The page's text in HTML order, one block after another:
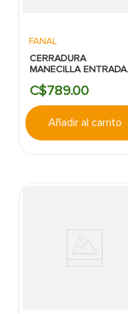
FANAL
CERRADURA
MANECILLA ENTRADA
NIQUEL
C$789.00
Añadir al carrito